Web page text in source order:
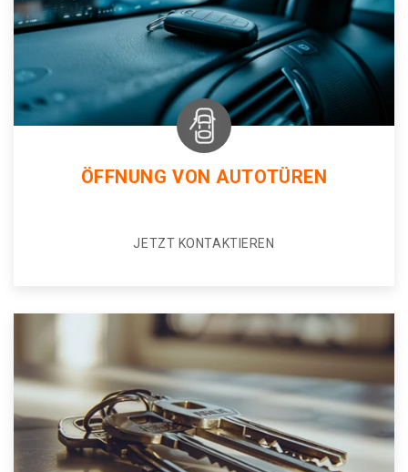
ÖFFNUNG VON AUTOTÜREN
JETZT KONTAKTIEREN